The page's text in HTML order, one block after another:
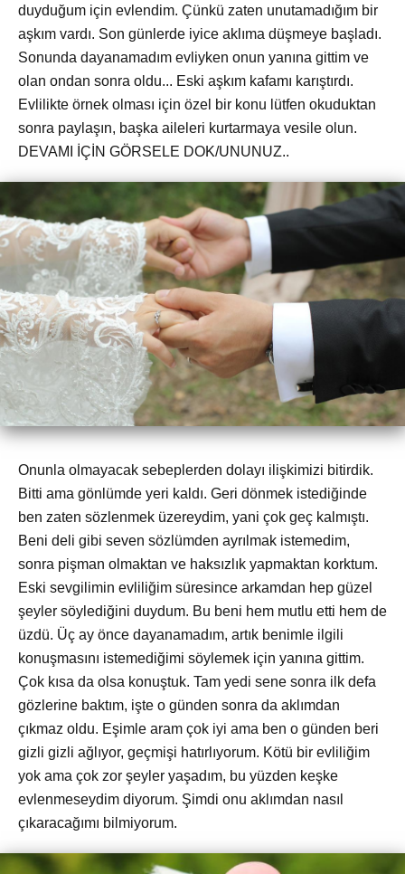
duyduğum için evlendim. Çünkü zaten unutamadığım bir
aşkım vardı. Son günlerde iyice aklıma düşmeye başladı.
Sonunda dayanamadım evliyken onun yanına gittim ve
olan ondan sonra oldu... Eski aşkım kafamı karıştırdı.
Evlilikte örnek olması için özel bir konu lütfen okuduktan
sonra paylaşın, başka aileleri kurtarmaya vesile olun.
DEVAMI İÇİN GÖRSELE DOK/UNUNUZ..
Onunla olmayacak sebeplerden dolayı ilişkimizi bitirdik.
Bitti ama gönlümde yeri kaldı. Geri dönmek istediğinde
ben zaten sözlenmek üzereydim, yani çok geç kalmıştı.
Beni deli gibi seven sözlümden ayrılmak istemedim,
sonra pişman olmaktan ve haksızlık yapmaktan korktum.
Eski sevgilimin evliliğim süresince arkamdan hep güzel
şeyler söylediğini duydum. Bu beni hem mutlu etti hem de
üzdü. Üç ay önce dayanamadım, artık benimle ilgili
konuşmasını istemediğimi söylemek için yanına gittim.
Çok kısa da olsa konuştuk. Tam yedi sene sonra ilk defa
gözlerine baktım, işte o günden sonra da aklımdan
çıkmaz oldu. Eşimle aram çok iyi ama ben o günden beri
gizli gizli ağlıyor, geçmişi hatırlıyorum. Kötü bir evliliğim
yok ama çok zor şeyler yaşadım, bu yüzden keşke
evlenmeseydim diyorum. Şimdi onu aklımdan nasıl
çıkaracağımı bilmiyorum.